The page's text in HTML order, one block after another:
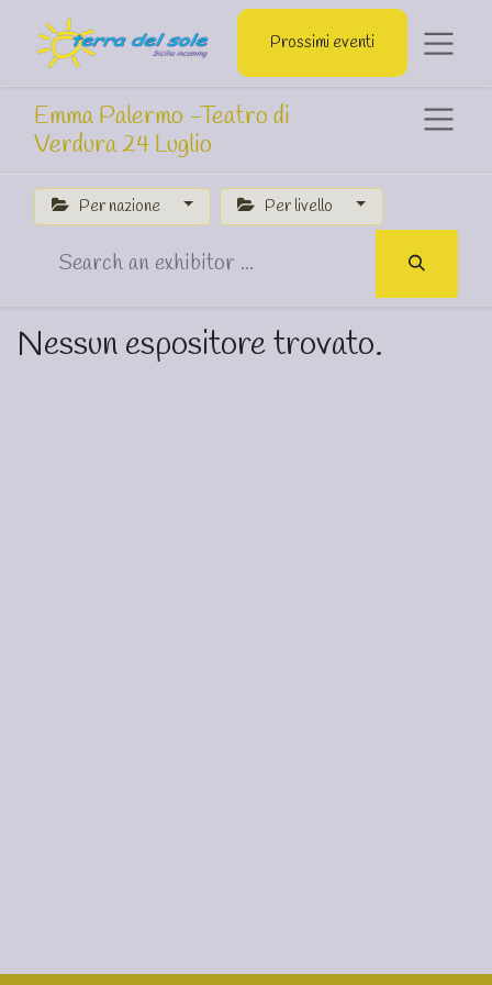
Prossimi eventi
Emma Palermo -Teatro di
Verdura 24 Luglio
Per nazione Per livello
Nessun espositore trovato.